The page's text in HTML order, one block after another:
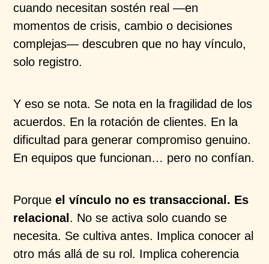
cuando necesitan sostén real —en
momentos de crisis, cambio o decisiones
complejas— descubren que no hay vínculo,
solo registro.
Y eso se nota. Se nota en la fragilidad de los
acuerdos. En la rotación de clientes. En la
dificultad para generar compromiso genuino.
En equipos que funcionan… pero no confían.
Porqueel vínculo no es transaccional. Es
relacional. No se activa solo cuando se
necesita. Se cultiva antes. Implica conocer al
otro más allá de su rol. Implica coherencia